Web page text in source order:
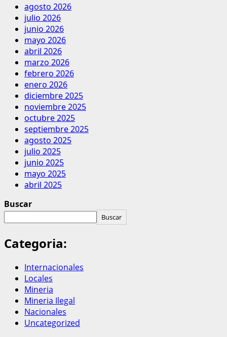
agosto 2026
julio 2026
junio 2026
mayo 2026
abril 2026
marzo 2026
febrero 2026
enero 2026
diciembre 2025
noviembre 2025
octubre 2025
septiembre 2025
agosto 2025
julio 2025
junio 2025
mayo 2025
abril 2025
Buscar
Buscar
Categoria:
Internacionales
Locales
Mineria
Mineria Ilegal
Nacionales
Uncategorized